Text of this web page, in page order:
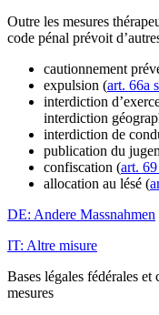
Outre les mesures
code pénal prévoit
cautionnement
expulsion (art. 66a
interdiction
interdiction
interdiction de
publication du
confiscation (art.
allocation au lésé (
DE: Andere Massnahmen
IT: Altre misure
Bases légales fédérales et
mesures